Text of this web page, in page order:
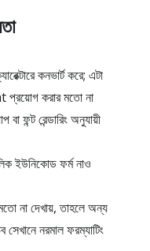
কনভার্ট করে; এটা
করার মতো না
ফন্ট রেন্ডারিং অনুযায়ী
ইউনিকোড ফর্ম নাও
না দেখায়, তাহলে অন্য
সেখানে নরমাল ফরম্যাটিং